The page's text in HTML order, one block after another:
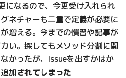
になるので、今更受け入れられ
ネチャーも二重で定義が必要に
増える。今までの慣習や記事が
い。探してもメソッド分割に関
かったが、Issueを出すかはか
加されてしまった